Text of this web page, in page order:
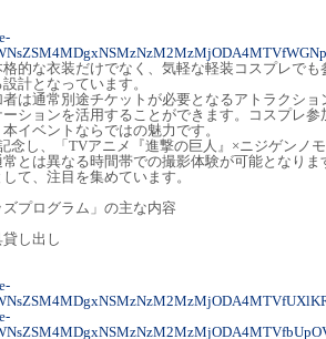
的な衣装だけでなく、気軽な軽装コスプレで
計となっています。
は通常別途チケットが必要となるアトラクシ
ションを活用することができます。コスプレ
イベントならではの魅力です。
念し、「TVアニメ『進撃の巨人』×ニジゲンノ
とは異なる時間帯での撮影体験が可能となり
て、注目を集めています。
プログラム」の主な内容
し出し